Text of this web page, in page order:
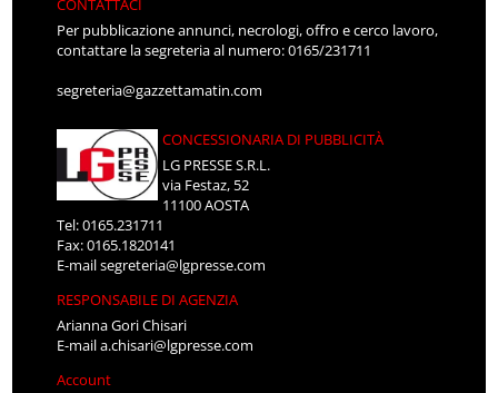
CONTATTACI
Per pubblicazione annunci, necrologi, offro e cerco lavoro,
contattare la segreteria al numero: 0165/231711
segreteria@gazzettamatin.com
CONCESSIONARIA DI PUBBLICITÀ
LG PRESSE S.R.L.
via Festaz, 52
11100 AOSTA
Tel: 0165.231711
Fax: 0165.1820141
E-mailsegreteria@lgpresse.com
RESPONSABILE DI AGENZIA
Arianna Gori Chisari
E-maila.chisari@lgpresse.com
Account